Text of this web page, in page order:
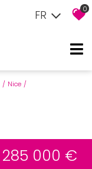
FR 0
Nice
285 000 €